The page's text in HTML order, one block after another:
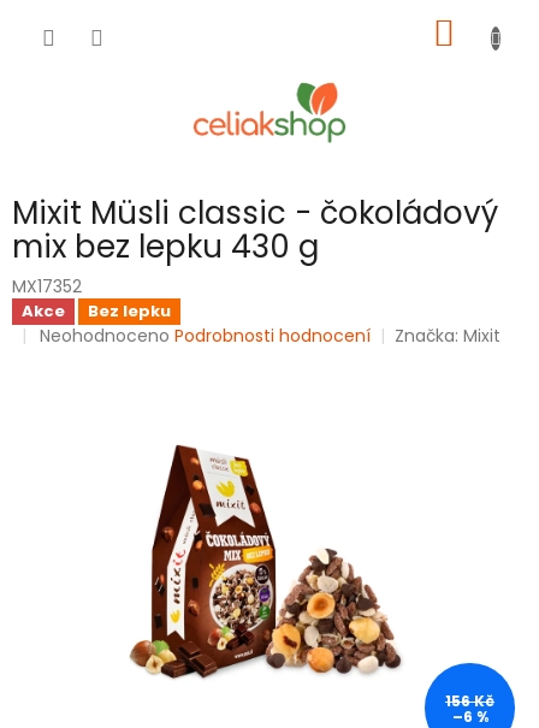
KOŠÍK
Mixit Müsli classic - čokoládový
mix bez lepku 430 g
MX17352
Akce Bez lepku
Průměrné
Neohodnoceno Podrobnosti hodnocení Značka: Mixit
156 Kč
–6 %